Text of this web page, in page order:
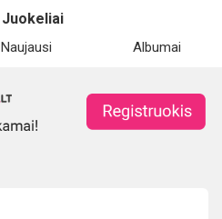
Juokeliai
Naujausi Albumai